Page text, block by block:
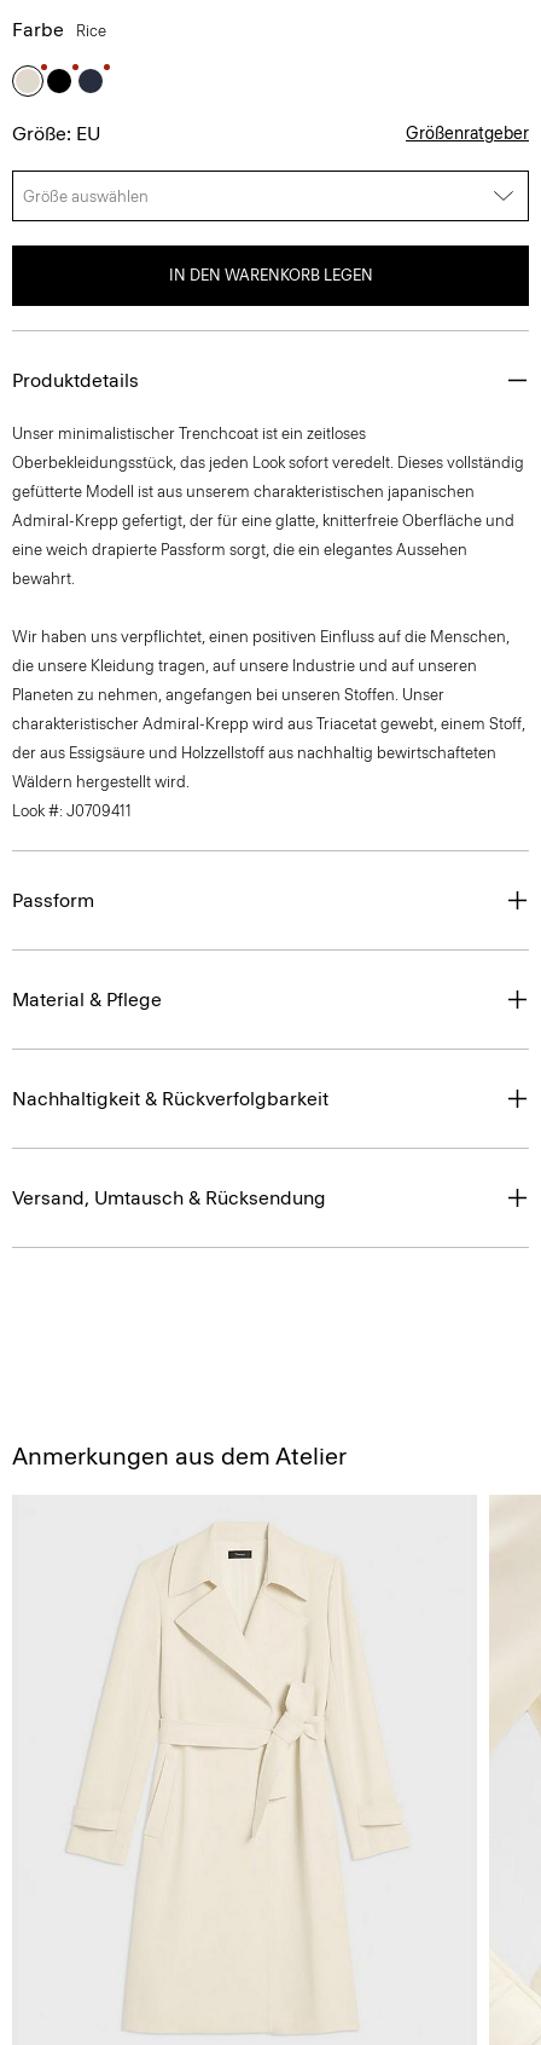
Farbe Rice
Größe: EU Größenratgeber
Größe auswählen
IN DEN WARENKORB LEGEN
Produktdetails
Unser minimalistischer Trenchcoat ist ein zeitloses
Oberbekleidungsstück, das jeden Look sofort veredelt. Dieses vollständig
gefütterte Modell ist aus unserem charakteristischen japanischen
Admiral-Krepp gefertigt, der für eine glatte, knitterfreie Oberfläche und
eine weich drapierte Passform sorgt, die ein elegantes Aussehen
bewahrt.
Wir haben uns verpflichtet, einen positiven Einfluss auf die Menschen,
die unsere Kleidung tragen, auf unsere Industrie und auf unseren
Planeten zu nehmen, angefangen bei unseren Stoffen. Unser
charakteristischer Admiral-Krepp wird aus Triacetat gewebt, einem Stoff,
der aus Essigsäure und Holzzellstoff aus nachhaltig bewirtschafteten
Wäldern hergestellt wird.
Look #: J0709411
Passform
Material & Pflege
Nachhaltigkeit & Rückverfolgbarkeit
Versand, Umtausch & Rücksendung
Anmerkungen aus dem Atelier